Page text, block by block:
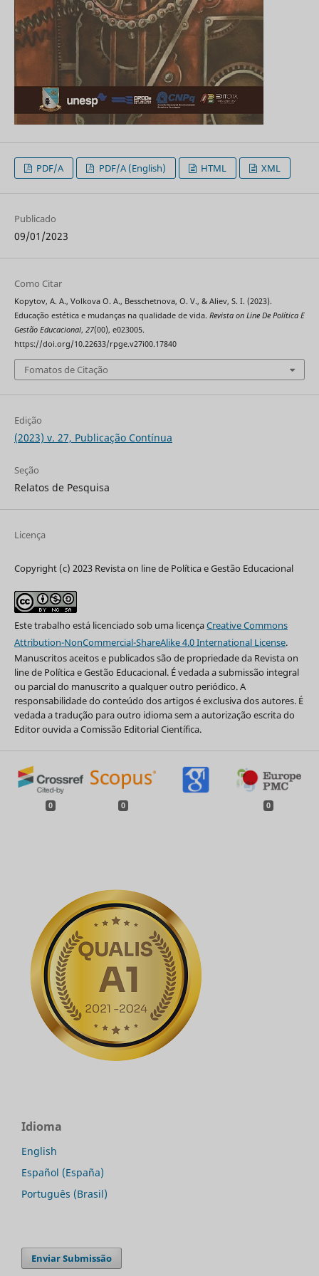
PDF/A PDF/A (English) HTML XML
Publicado
09/01/2023
Como Citar
Kopytov, A. A., Volkova O. А., Besschetnova, O. V., & Aliev, S. I. (2023).
Educação estética e mudanças na qualidade de vida. Revista on Line De Política E
Gestão Educacional, 27(00), e023005.
https://doi.org/10.22633/rpge.v27i00.17840
Fomatos de Citação
Edição
(2023) v. 27, Publicação Contínua
Seção
Relatos de Pesquisa
Licença
Copyright (c) 2023 Revista on line de Política e Gestão Educacional
Este trabalho está licenciado sob uma licençaCreative Commons
Attribution-NonCommercial-ShareAlike 4.0 International License.
Manuscritos aceitos e publicados são de propriedade da Revista on
line de Política e Gestão Educacional. É vedada a submissão integral
ou parcial do manuscrito a qualquer outro periódico. A
responsabilidade do conteúdo dos artigos é exclusiva dos autores. É
vedada a tradução para outro idioma sem a autorização escrita do
Editor ouvida a Comissão Editorial Científica.
0 0 0
Idioma
English
Español (España)
Português (Brasil)
Enviar Submissão